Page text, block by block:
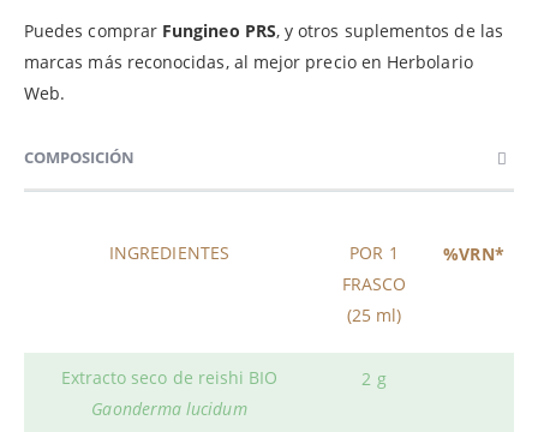
Puedes comprar Fungineo PRS, y otros suplementos de las
marcas más reconocidas, al mejor precio en Herbolario
Web.
COMPOSICIÓN
INGREDIENTES
POR 1
FRASCO
(25 ml)
%VRN*
Extracto seco de reishi BIO
Gaonderma lucidum
2 g